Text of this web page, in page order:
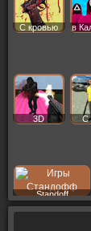
С кровью в
3D С
Standoff